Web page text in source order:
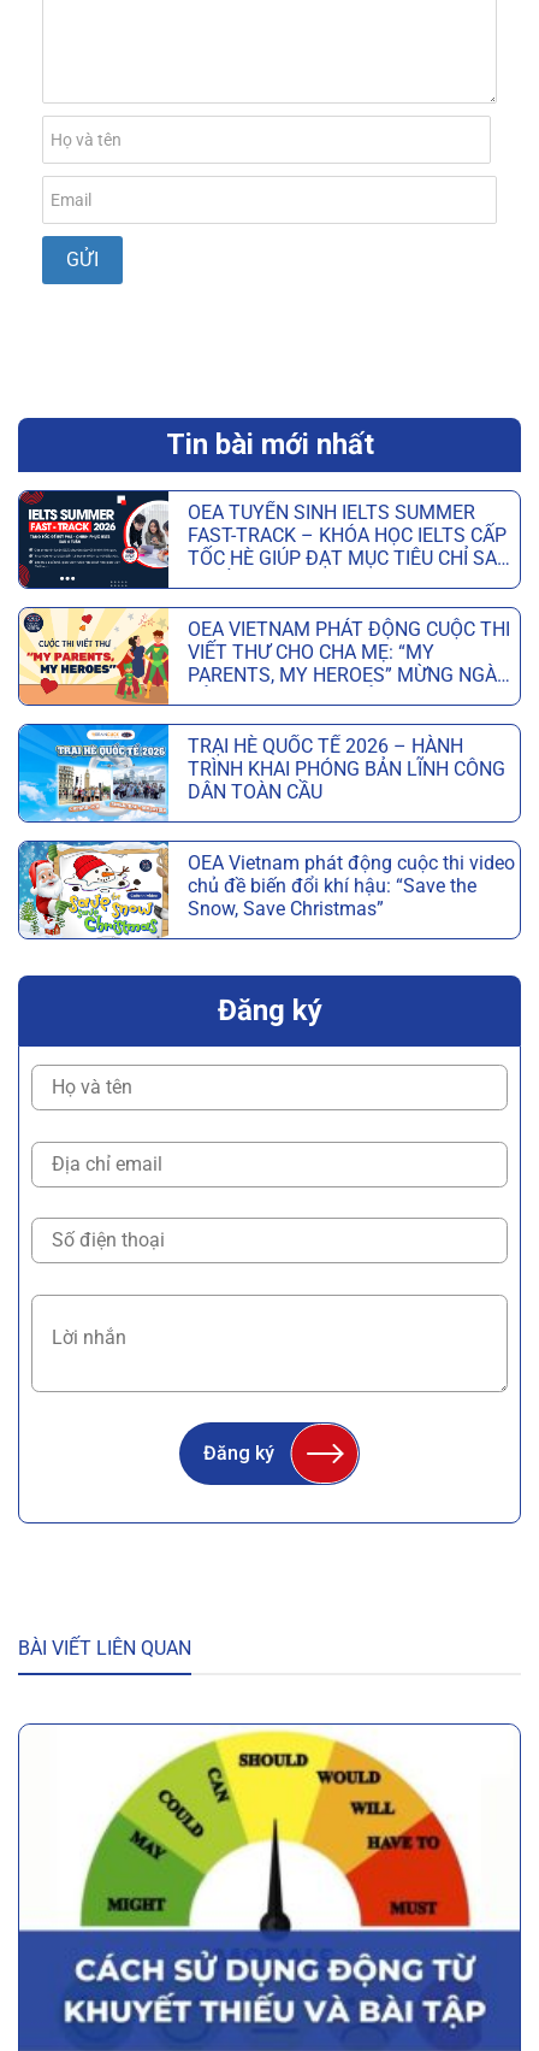
Tin bài mới nhất
OEA TUYỂN SINH IELTS SUMMER
FAST-TRACK – KHÓA HỌC IELTS CẤP
TỐC HÈ GIÚP ĐẠT MỤC TIÊU CHỈ SAU
OEA VIETNAM PHÁT ĐỘNG CUỘC THI
VIẾT THƯ CHO CHA MẸ: “MY
PARENTS, MY HEROES” MỪNG NGÀY
TRẠI HÈ QUỐC TẾ 2026 – HÀNH
TRÌNH KHAI PHÓNG BẢN LĨNH CÔNG
DÂN TOÀN CẦU
OEA Vietnam phát động cuộc thi video
chủ đề biến đổi khí hậu: “Save the
Snow, Save Christmas”
Đăng ký
Đăng ký
BÀI VIẾT LIÊN QUAN